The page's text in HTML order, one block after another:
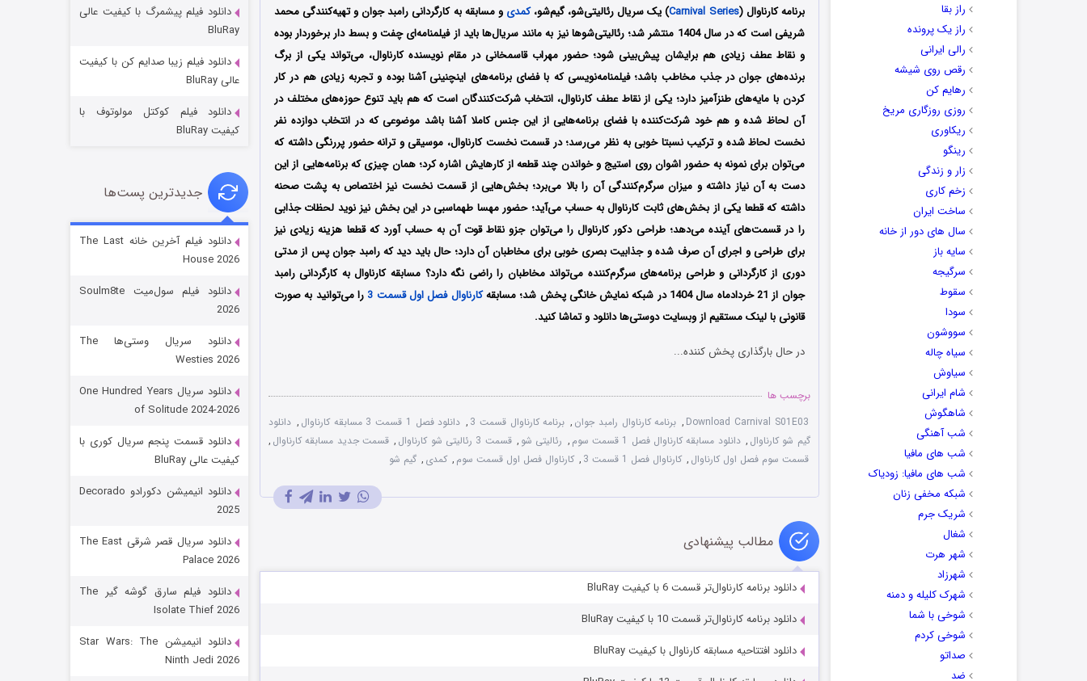
راز بقا
راز یک پرونده
رالی ایرانی
رقص روی شیشه
رهایم کن
روزی روزگاری مریخ
ریکاوری
رینگو
زار و زندگی
زخم کاری
ساخت ایران
سال های دور از خانه
سایه باز
سرگیجه
سقوط
سودا
سووشون
سیاه چاله
سیاوش
شام ایرانی
شاهگوش
شب آهنگی
شب های مافیا
شب های مافیا: زودیاک
شبکه مخفی زنان
شریک جرم
شغال
شهر هرت
شهرزاد
شهرک کلیله و دمنه
شوخی با شما
شوخی کردم
صداتو
ضد
برنامه کارناوال (Carnival Series) یک سریال رئالیتی‌شو، گیم‌شو،کمدی و مسابقه به کارگردانی رامبد جوان و تهیه‌کنندگی محمد
شریفی است که در سال 1404 منتشر شد؛ رئالیتی‌شوها نیز به مانند سریال‌ها باید از فیلمنامه‌ای چفت و بسط‌ دار برخوردار بوده
و نقاط عطف زیادی هم برایشان پیش‌بینی شود؛ حضور مهراب قاسمخانی در مقام نویسنده کارناوال، می‌تواند یکی از برگ
برنده‌های جوان در جذب مخاطب ‌باشد؛ فیلمنامه‌نویسی که با فضای برنامه‌های اینچنینی آشنا بوده و تجربه زیادی هم در کار
کردن با مایه‌های طنزآمیز دارد؛ یکی از نقاط عطف کارناوال، انتخاب شرکت‌کنندگان است که هم باید تنوع حوزه‌های مختلف در
آن لحاظ شده و هم خود شرکت‌کننده با فضای برنامه‌هایی از این جنس کاملا آشنا باشد موضوعی که در انتخاب دوازده نفر
نخست لحاظ شده و ترکیب نسبتا خوبی به نظر می‌‌رسد؛ در قسمت نخست کارناوال، موسیقی و ترانه حضور پررنگی داشته که
می‌توان برای نمونه به حضور اشوان روی استیج و خواندن چند قطعه از کارهایش اشاره کرد؛ همان چیزی که برنامه‌هایی از این
دست به آن نیاز داشته و میزان سرگرم‌کنندگی آن را بالا می‌برد؛ بخش‌هایی از قسمت نخست نیز اختصاص به پشت صحنه
داشته که قطعا یکی از بخش‌های ثابت کارناوال به حساب می‌آید؛ حضور مهسا طهماسبی در این بخش نیز نوید لحظات جذابی
را در قسمت‌های آینده می‌دهد؛ طراحی دکور کارناوال را می‌توان جزو نقاط قوت آن به حساب آورد که قطعا هزینه زیادی نیز
برای طراحی و اجرای آن صرف شده و جذابیت بصری خوبی برای مخاطبان آن دارد؛ حال باید دید که رامبد جوان پس از مدتی
دوری از کارگردانی و طراحی برنامه‌های سرگرم‌کننده می‌تواند مخاطبان را راضی نگه دارد؟ مسابقه کارناوال به کارگردانی رامبد
جوان از 21 خردادماه سال 1404 در شبکه نمایش خانگی پخش شد؛ مسابقه
کارناوال فصل اول قسمت 3
را می‌توانید به صورت
قانونی با لینک مستقیم از وبسایت دوستی‌ها دانلود و تماشا کنید.
در حال بارگذاری پخش کننده...
برچسب ها
Download Carnival S01E03
, برنامه کارناوال رامبد جوان , برنامه کارناوال قسمت 3 , دانلود فصل 1 قسمت 3 مسابقه کارناوال , دانلود
گیم شو کارناوال , دانلود مسابقه کارناوال فصل 1 قسمت سوم , رئالیتی شو , قسمت 3 رئالیتی‌ شو کارناوال , قسمت جدید مسابقه کارناوال ,
قسمت سوم فصل اول کارناوال , کارناوال فصل 1 قسمت 3 , کارناوال فصل اول قسمت سوم , کمدی , گیم شو
مطالب پیشنهادی
دانلود برنامه کارناوال‌تر قسمت 6 با کیفیت BluRay
دانلود برنامه کارناوال‌تر قسمت 10 با کیفیت BluRay
دانلود افتتاحیه مسابقه کارناوال با کیفیت BluRay
خاندان اژدها فصل ۳
قسمت
باب اسفنجی فصل ۱۷
قسمت
دانلود فیلم پیشمرگ با کیفیت عالی
BluRay
دانلود فیلم زیبا صدایم کن با کیفیت
عالی BluRay
دانلود فیلم کوکتل مولوتوف با
کیفیت BluRay
جدیدترین پست‌ها
دانلود فیلم آخرین خانه The Last
House 2026
دانلود فیلم سول‌میت Soulm8te
2026
دانلود سریال وستی‌ها The
Westies 2026
دانلود سریال One Hundred Years
of Solitude 2024-2026
دانلود قسمت پنجم سریال کوری با
کیفیت عالی BluRay
دانلود انیمیشن دکورادو Decorado
2025
دانلود سریال قصر شرقی The East
Palace 2026
دانلود فیلم سارق گوشه گیر The
Isolate Thief 2026
دانلود انیمیشن Star Wars: The
Ninth Jedi 2026